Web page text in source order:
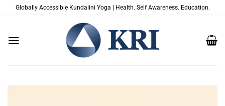
Globally Accessible Kundalini Yoga | Health. Self Awareness. Education.